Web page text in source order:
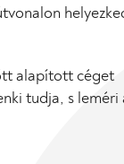
alapított céget
tudja, s leméri